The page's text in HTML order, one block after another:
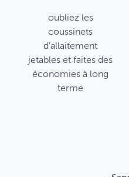
oubliez les
coussinets
d'allaitement
jetables et faites des
économies à long
terme